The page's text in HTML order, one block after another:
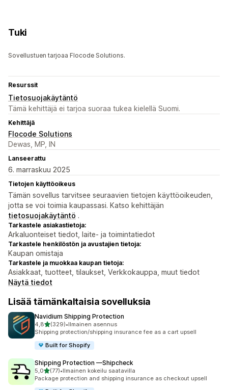
Tuki
Sovellustuen tarjoaa Flocode Solutions.
Resurssit
Tietosuojakäytäntö
Tämä kehittäjä ei tarjoa suoraa tukea kielellä Suomi.
Kehittäjä
Flocode Solutions
Dewas, MP, IN
Lanseerattu
6. marraskuu 2025
Tietojen käyttöoikeus
Tämän sovellus tarvitsee seuraavien tietojen käyttöoikeuden,
jotta se voi toimia kaupassasi. Katso kehittäjän
tietosuojakäytäntö .
Tarkastele asiakastietoja:
Arkaluonteiset tiedot, laite- ja toimintatiedot
Tarkastele henkilöstön ja avustajien tietoja:
Kaupan omistaja
Tarkastele ja muokkaa kaupan tietoja:
Asiakkaat, tuotteet, tilaukset, Verkkokauppa, muut tiedot
Näytä tiedot
Lisää tämänkaltaisia sovelluksia
Navidium Shipping Protection
4,8/ 5 tähteä
(329)
329 arvostelua yhteensä
•Ilmainen asennus
Shipping protection/shipping insurance fee as a cart upsell
Built for Shopify
Shipping Protection —Shipcheck
5,0/ 5 tähteä
(77)
77 arvostelua yhteensä
•Ilmainen kokeilu saatavilla
Package protection and shipping insurance as checkout upsell